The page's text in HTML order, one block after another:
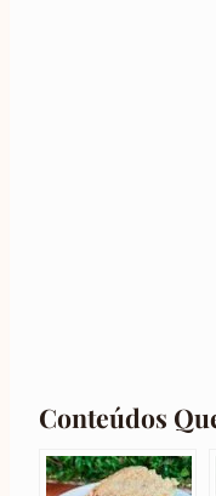
Conteúdos